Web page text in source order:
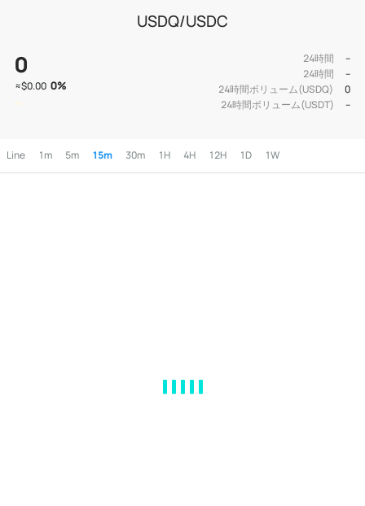
USDQ/USDC
0
≈$0.00 0%
24時間
--
24時間
--
24時間ボリューム(USDQ)
0
24時間ボリューム(USDT)
--
Line 1m 5m 15m 30m 1H 4H 12H 1D 1W